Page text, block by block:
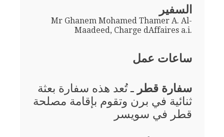
السفير
Mr Ghanem Mohamed Thamer A. Al-
Maadeed, Charge dAffaires a.i.
ساعات عمل
سفارة قطر ـ تُعد هذه سفارة بعثة
ثنائية في برن وتقوم بإقامة مصلحة
قطر في سويسر